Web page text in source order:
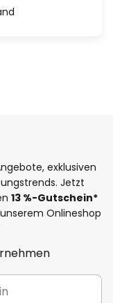
exklusiven
Jetzt
13 %-Gutschein*
Onlineshop